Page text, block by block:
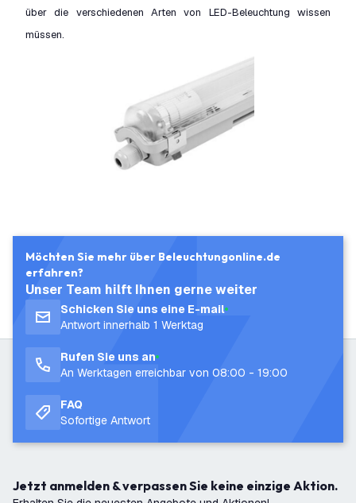
über die verschiedenen Arten von LED-Beleuchtung wissen
müssen.
Möchten Sie mehr über Beleuchtungonline.de
erfahren?
Unser Team hilft Ihnen gerne weiter
Schicken Sie uns eine E-mail
Antwort innerhalb 1 Werktag
Rufen Sie uns an
An Werktagen erreichbar von 08:00 - 19:00
FAQ
Sofortige Antwort
Jetzt anmelden & verpassen Sie keine einzige Aktion.